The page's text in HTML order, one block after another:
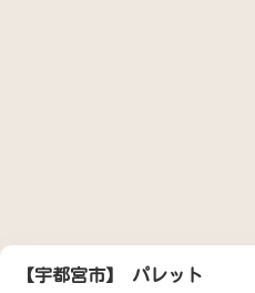
【宇都宮市】 パレット